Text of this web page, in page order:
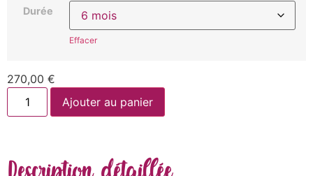
Durée
Effacer
270,00 €
Ajouter au panier